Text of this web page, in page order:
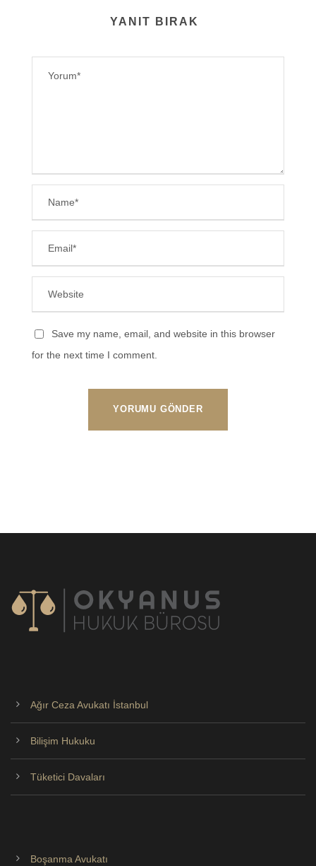
YANIT BIRAK
Save my name, email, and website in this browser
for the next time I comment.
Ağır Ceza Avukatı İstanbul
Bilişim Hukuku
Tüketici Davaları
Boşanma Avukatı